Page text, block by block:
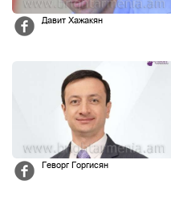
Давит Хажакян
Геворг Горгисян